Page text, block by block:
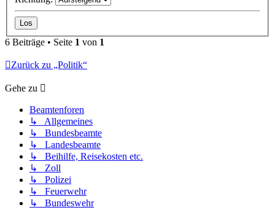
6 Beiträge • Seite 1 von 1
Zurück zu „Politik“
Gehe zu
Beamtenforen
↳ Allgemeines
↳ Bundesbeamte
↳ Landesbeamte
↳ Beihilfe, Reisekosten etc.
↳ Zoll
↳ Polizei
↳ Feuerwehr
↳ Bundeswehr